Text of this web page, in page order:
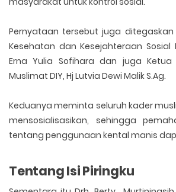
Pernyataan tersebut juga ditegaskan
Kesehatan dan Kesejahteraan Sosial
Erna Yulia Sofihara dan juga Ketua
Muslimat DIY, Hj Lutvia Dewi Malik S.Ag.
Keduanya meminta seluruh kader
mensosialisasikan, sehingga
tentang penggunaan kental manis
Tentang Isi Piringku